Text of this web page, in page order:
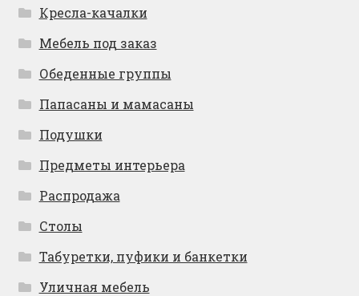
Кресла-качалки
Мебель под заказ
Обеденные группы
Папасаны и мамасаны
Подушки
Предметы интерьера
Распродажа
Столы
Табуретки, пуфики и банкетки
Уличная мебель